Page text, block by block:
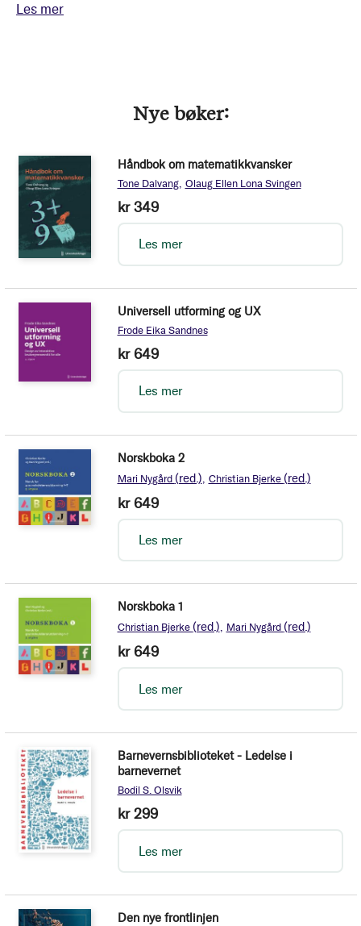
Les mer
Nye bøker
Håndbok om matematikkvansker
Tone Dalvang Olaug Ellen Lona Svingen
kr 349
Les mer
Universell utforming og UX
Frode Eika Sandnes
kr 649
Les mer
Norskboka 2
Mari Nygård (red.) Christian Bjerke (red.)
kr 649
Les mer
Norskboka 1
Christian Bjerke (red.) Mari Nygård (red.)
kr 649
Les mer
Barnevernsbiblioteket - Ledelse i
barnevernet
Bodil S. Olsvik
kr 299
Les mer
Den nye frontlinjen